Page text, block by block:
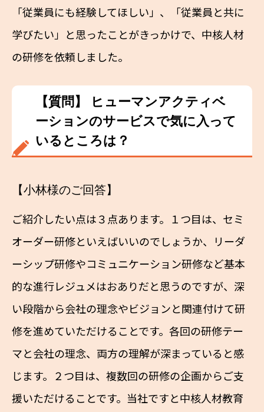
「従業員にも経験してほしい」、「従業員と共に
学びたい」と思ったことがきっかけで、中核人材
の研修を依頼しました。
【質問】 ヒューマンアクティベ
ーションのサービスで気に入って
いるところは？
【小林様のご回答】
ご紹介したい点は３点あります。１つ目は、セミ
オーダー研修といえばいいのでしょうか、リーダ
ーシップ研修やコミュニケーション研修など基本
的な進行レジュメはおありだと思うのですが、深
い段階から会社の理念やビジョンと関連付けて研
修を進めていただけることです。各回の研修テー
マと会社の理念、両方の理解が深まっていると感
じます。２つ目は、複数回の研修の企画からご支
援いただけることです。当社ですと中核人材教育